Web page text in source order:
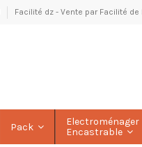
Facilité dz - Vente par Facilité de
Pack
Electroménager
Encastrable